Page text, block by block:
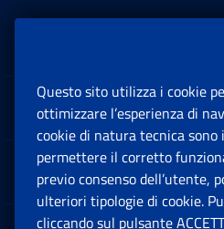
Sedi e Contatti
Software
Questo sito utilizza i cookie
ottimizzare l’esperienza di
cookie di natura tecnica sono
permettere il corretto
previo consenso dell’utente,
ulteriori tipologie di cookie.
cliccando sul pulsante